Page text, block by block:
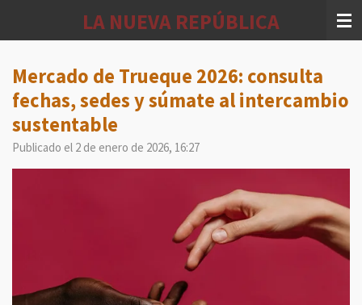
principal
LA NUEVA REPÚBLICA
Mercado de Trueque 2026: consulta
fechas, sedes y súmate al intercambio
sustentable
Publicado el 2 de enero de 2026, 16:27